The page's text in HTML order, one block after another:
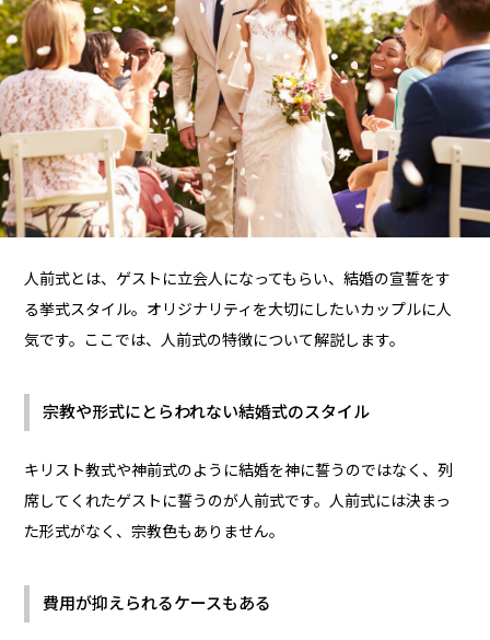
人前式とは、ゲストに立会人になってもらい、結婚の宣誓をす
る挙式スタイル。オリジナリティを大切にしたいカップルに人
気です。ここでは、人前式の特徴について解説します。
宗教や形式にとらわれない結婚式のスタイル
キリスト教式や神前式のように結婚を神に誓うのではなく、列
席してくれたゲストに誓うのが人前式です。人前式には決まっ
た形式がなく、宗教色もありません。
費用が抑えられるケースもある